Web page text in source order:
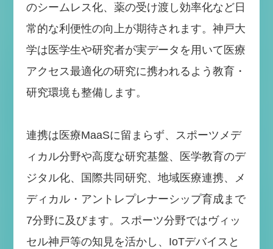
のシームレス化、薬の受け渡し効率化など日
常的な利便性の向上が期待されます。神戸大
学は医学生や研究者が実データを用いて医療
アクセス最適化の研究に携われるよう教育・
研究環境も整備します。
連携は医療MaaSに留まらず、スポーツメデ
ィカル分野や高度な研究基盤、医学教育のデ
ジタル化、国際共同研究、地域医療連携、メ
ディカル・アントレプレナーシップ育成まで
7分野に及びます。スポーツ分野ではヴィッ
セル神戸等の知見を活かし、IoTデバイスと